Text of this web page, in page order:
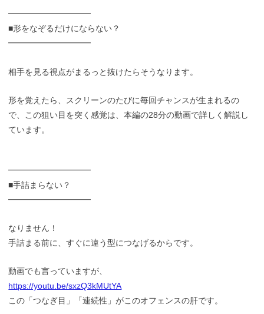
━━━━━━━━━━
■形をなぞるだけにならない？
━━━━━━━━━━
相手を見る視点がまるっと抜けたらそうなります。
形を覚えたら、スクリーンのたびに毎回チャンスが生まれるの
で、この狙い目を突く感覚は、本編の28分の動画で詳しく解説し
ています。
━━━━━━━━━━
■手詰まらない？
━━━━━━━━━━
なりません！
手詰まる前に、すぐに違う型につなげるからです。
動画でも言っていますが、
https://youtu.be/sxzQ3kMUtYA
この「つなぎ目」「連続性」がこのオフェンスの肝です。